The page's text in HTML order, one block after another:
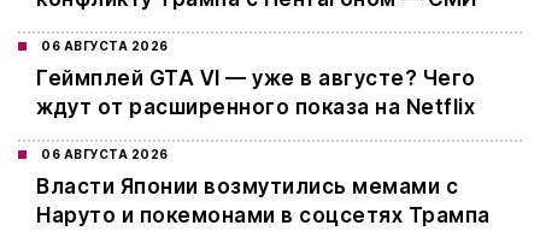
06 АВГУСТА 2026
Геймплей GTA VI — уже в августе? Чего
ждут от расширенного показа на Netflix
06 АВГУСТА 2026
Власти Японии возмутились мемами с
Наруто и покемонами в соцсетях Трампа